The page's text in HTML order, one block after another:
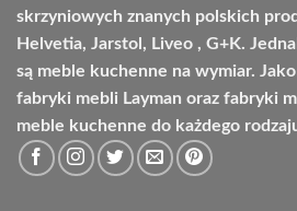
skrzyniowych znanych polskich
Helvetia, Jarstol, Liveo , G+K.
są meble kuchenne na wymiar.
fabryki mebli Layman oraz fabryki
meble kuchenne do każdego